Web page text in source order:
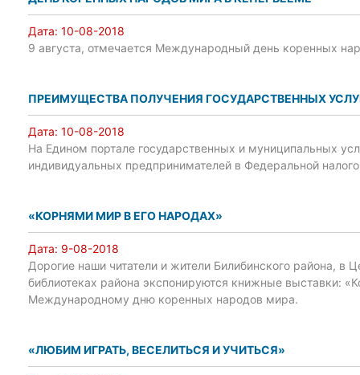
Дата: 10-08-2018
9 августа, отмечается Международный день коренных
ПРЕИМУЩЕСТВА ПОЛУЧЕНИЯ ГОСУДАРСТВЕННЫХ
Дата: 10-08-2018
На Едином портале государственных и муниципальных
индивидуальных предпринимателей в Федеральной
«КОРНЯМИ МИР В ЕГО НАРОДАХ»
Дата: 9-08-2018
Дорогие наши читатели и жители Билибинского района, в
библиотеках района экспонируются книжные выставки:
Международному дню коренных народов мира.
«ЛЮБИМ ИГРАТЬ, ВЕСЕЛИТЬСЯ И УЧИТЬСЯ»